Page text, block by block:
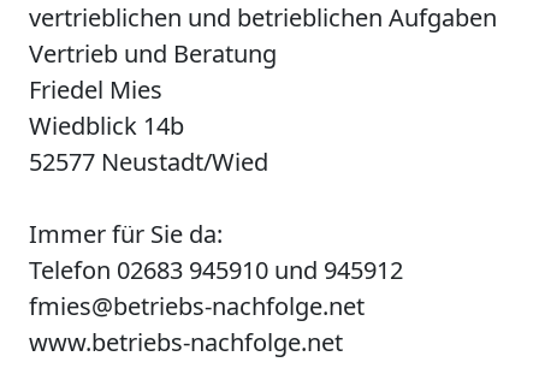
vertrieblichen und betrieblichen Aufgaben
Vertrieb und Beratung
Friedel Mies
Wiedblick 14b
52577 Neustadt/Wied
Immer für Sie da:
Telefon 02683 945910 und 945912
fmies@betriebs-nachfolge.net
www.betriebs-nachfolge.net